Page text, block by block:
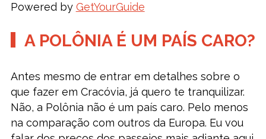
Powered by GetYourGuide
A POLÔNIA É UM PAÍS CARO?
Antes mesmo de entrar em detalhes sobre o
que fazer em Cracóvia, já quero te tranquilizar.
Não, a Polônia não é um país caro. Pelo menos
na comparação com outros da Europa. Eu vou